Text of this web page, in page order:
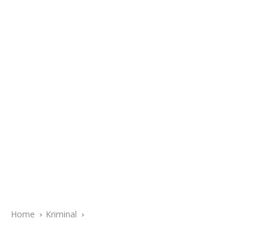
Home Kriminal